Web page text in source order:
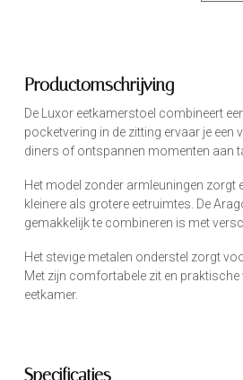
Productomschrijving
De Luxor eetkamerstoel combineert
pocketvering in de zitting ervaar je
diners of ontspannen momenten aan
Het model zonder armleuningen zorgt
kleinere als grotere eetruimtes. De
gemakkelijk te combineren is met
Het stevige metalen onderstel zorgt
Met zijn comfortabele zit en
eetkamer.
Specificaties